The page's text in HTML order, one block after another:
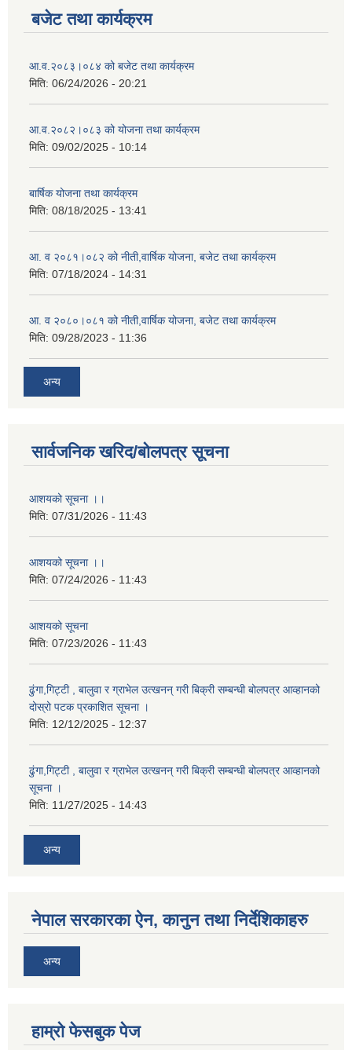
बजेट तथा कार्यक्रम
आ.व.२०८३।०८४ को बजेट तथा कार्यक्रम
मिति: 06/24/2026 - 20:21
आ.व.२०८२।०८३ को योजना तथा कार्यक्रम
मिति: 09/02/2025 - 10:14
बार्षिक योजना तथा कार्यक्रम
मिति: 08/18/2025 - 13:41
आ. व २०८१।०८२ को नीती,वार्षिक योजना, बजेट तथा कार्यक्रम
मिति: 07/18/2024 - 14:31
आ. व २०८०।०८१ को नीती,वार्षिक योजना, बजेट तथा कार्यक्रम
मिति: 09/28/2023 - 11:36
अन्य
सार्वजनिक खरिद/बोलपत्र सूचना
आशयको सूचना ।।
मिति: 07/31/2026 - 11:43
आशयको सूचना ।।
मिति: 07/24/2026 - 11:43
आशयको सूचना
मिति: 07/23/2026 - 11:43
ढुंगा,गिट्टी , बालुवा र ग्राभेल उत्खनन् गरी बिक्री सम्बन्धी बोलपत्र आव्हानको
दोस्रो पटक प्रकाशित सूचना ।
मिति: 12/12/2025 - 12:37
ढुंगा,गिट्टी , बालुवा र ग्राभेल उत्खनन् गरी बिक्री सम्बन्धी बोलपत्र आव्हानको
सूचना ।
मिति: 11/27/2025 - 14:43
अन्य
नेपाल सरकारका ऐन, कानुन तथा निर्देशिकाहरु
अन्य
हाम्राे फेसबुक पेज